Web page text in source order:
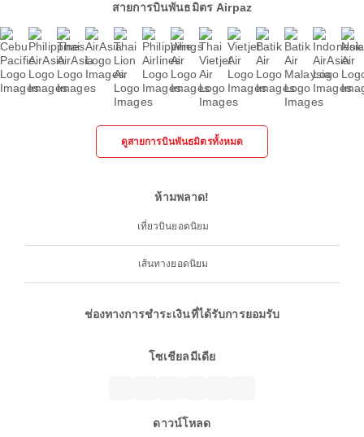
สายการบินพันธมิตร Airpaz
ดูสายการบินพันธมิตรทั้งหมด
ห้ามพลาด!
เที่ยวบินยอดนิยม
เส้นทางยอดนิยม
ช่องทางการชำระเงินที่ได้รับการยอมรับ
โซเชียลมีเดีย
ดาวน์โหลด